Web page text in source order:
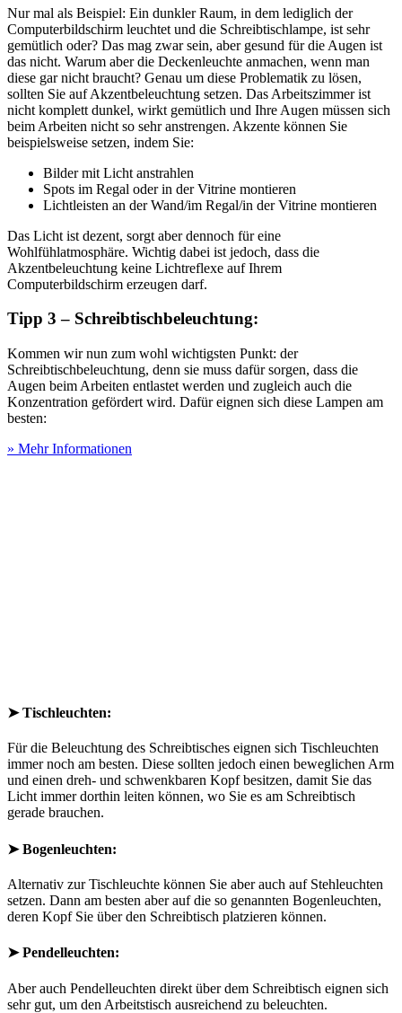
Nur mal als Beispiel: Ein dunkler Raum, in dem lediglich der
Computerbildschirm leuchtet und die Schreibtischlampe, ist sehr
gemütlich oder? Das mag zwar sein, aber gesund für die Augen ist
das nicht. Warum aber die Deckenleuchte anmachen, wenn man
diese gar nicht braucht? Genau um diese Problematik zu lösen,
sollten Sie auf Akzentbeleuchtung setzen. Das Arbeitszimmer ist
nicht komplett dunkel, wirkt gemütlich und Ihre Augen müssen sich
beim Arbeiten nicht so sehr anstrengen. Akzente können Sie
beispielsweise setzen, indem Sie:
Bilder mit Licht anstrahlen
Spots im Regal oder in der Vitrine montieren
Lichtleisten an der Wand/im Regal/in der Vitrine montieren
Das Licht ist dezent, sorgt aber dennoch für eine
Wohlfühlatmosphäre. Wichtig dabei ist jedoch, dass die
Akzentbeleuchtung keine Lichtreflexe auf Ihrem
Computerbildschirm erzeugen darf.
Tipp 3 – Schreibtischbeleuchtung:
Kommen wir nun zum wohl wichtigsten Punkt: der
Schreibtischbeleuchtung, denn sie muss dafür sorgen, dass die
Augen beim Arbeiten entlastet werden und zugleich auch die
Konzentration gefördert wird. Dafür eignen sich diese Lampen am
besten:
» Mehr Informationen
➤ Tischleuchten:
Für die Beleuchtung des Schreibtisches eignen sich Tischleuchten
immer noch am besten. Diese sollten jedoch einen beweglichen Arm
und einen dreh- und schwenkbaren Kopf besitzen, damit Sie das
Licht immer dorthin leiten können, wo Sie es am Schreibtisch
gerade brauchen.
➤ Bogenleuchten:
Alternativ zur Tischleuchte können Sie aber auch auf Stehleuchten
setzen. Dann am besten aber auf die so genannten Bogenleuchten,
deren Kopf Sie über den Schreibtisch platzieren können.
➤ Pendelleuchten:
Aber auch Pendelleuchten direkt über dem Schreibtisch eignen sich
sehr gut, um den Arbeitstisch ausreichend zu beleuchten.